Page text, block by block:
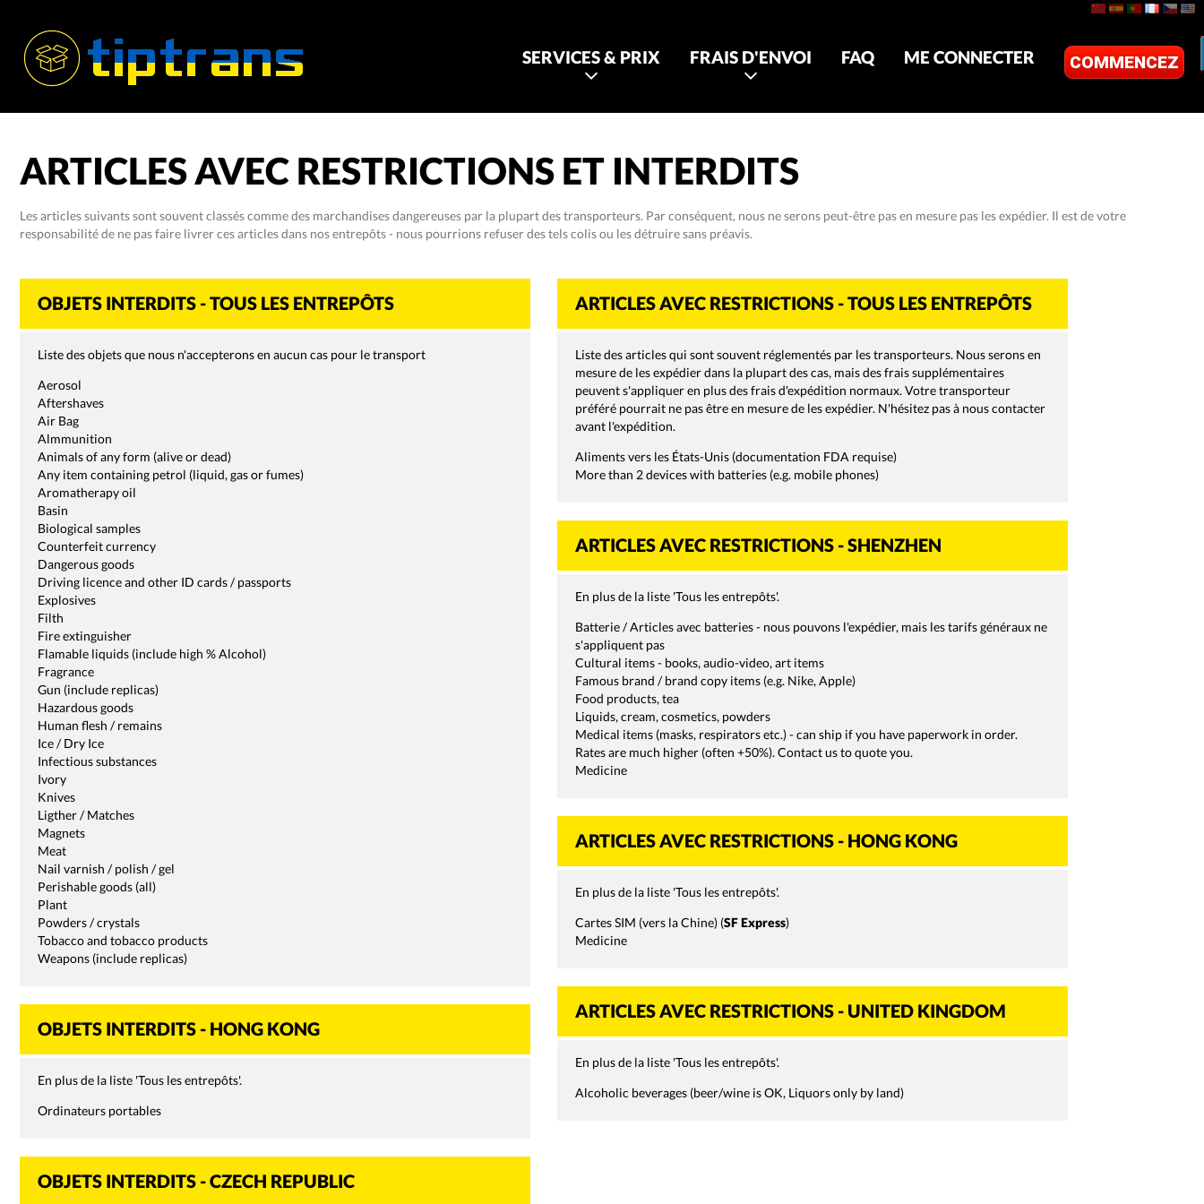
SERVICES & PRIX FRAIS D'ENVOI FAQ ME CONNECTER COMMENCEZ
ARTICLES AVEC RESTRICTIONS ET INTERDITS
Les articles suivants sont souvent classés comme des marchandises dangereuses par la plupart des transporteurs. Par conséquent, nous ne serons peut-être pas en mesure pas les expédier. Il est de votre
responsabilité de ne pas faire livrer ces articles dans nos entrepôts - nous pourrions refuser des tels colis ou les détruire sans préavis.
OBJETS INTERDITS - TOUS LES ENTREPÔTS
Liste des objets que nous n'accepterons en aucun cas pour le transport
Aerosol
Aftershaves
Air Bag
Almmunition
Animals of any form (alive or dead)
Any item containing petrol (liquid, gas or fumes)
Aromatherapy oil
Basin
Biological samples
Counterfeit currency
Dangerous goods
Driving licence and other ID cards / passports
Explosives
Filth
Fire extinguisher
Flamable liquids (include high % Alcohol)
Fragrance
Gun (include replicas)
Hazardous goods
Human flesh / remains
Ice / Dry Ice
Infectious substances
Ivory
Knives
Ligther / Matches
Magnets
Meat
Nail varnish / polish / gel
Perishable goods (all)
Plant
Powders / crystals
Tobacco and tobacco products
Weapons (include replicas)
OBJETS INTERDITS - HONG KONG
En plus de la liste 'Tous les entrepôts'.
Ordinateurs portables
OBJETS INTERDITS - CZECH REPUBLIC
ARTICLES AVEC RESTRICTIONS - TOUS LES ENTREPÔTS
Liste des articles qui sont souvent réglementés par les transporteurs. Nous serons en
mesure de les expédier dans la plupart des cas, mais des frais supplémentaires
peuvent s'appliquer en plus des frais d'expédition normaux. Votre transporteur
préféré pourrait ne pas être en mesure de les expédier. N'hésitez pas à nous contacter
avant l'expédition.
Aliments vers les États-Unis (documentation FDA requise)
More than 2 devices with batteries (e.g. mobile phones)
ARTICLES AVEC RESTRICTIONS - SHENZHEN
En plus de la liste 'Tous les entrepôts'.
Batterie / Articles avec batteries - nous pouvons l'expédier, mais les tarifs généraux ne
s'appliquent pas
Cultural items - books, audio-video, art items
Famous brand / brand copy items (e.g. Nike, Apple)
Food products, tea
Liquids, cream, cosmetics, powders
Medical items (masks, respirators etc.) - can ship if you have paperwork in order.
Rates are much higher (often +50%). Contact us to quote you.
Medicine
ARTICLES AVEC RESTRICTIONS - HONG KONG
En plus de la liste 'Tous les entrepôts'.
Cartes SIM (vers la Chine) (SF Express)
Medicine
ARTICLES AVEC RESTRICTIONS - UNITED KINGDOM
En plus de la liste 'Tous les entrepôts'.
Alcoholic beverages (beer/wine is OK, Liquors only by land)